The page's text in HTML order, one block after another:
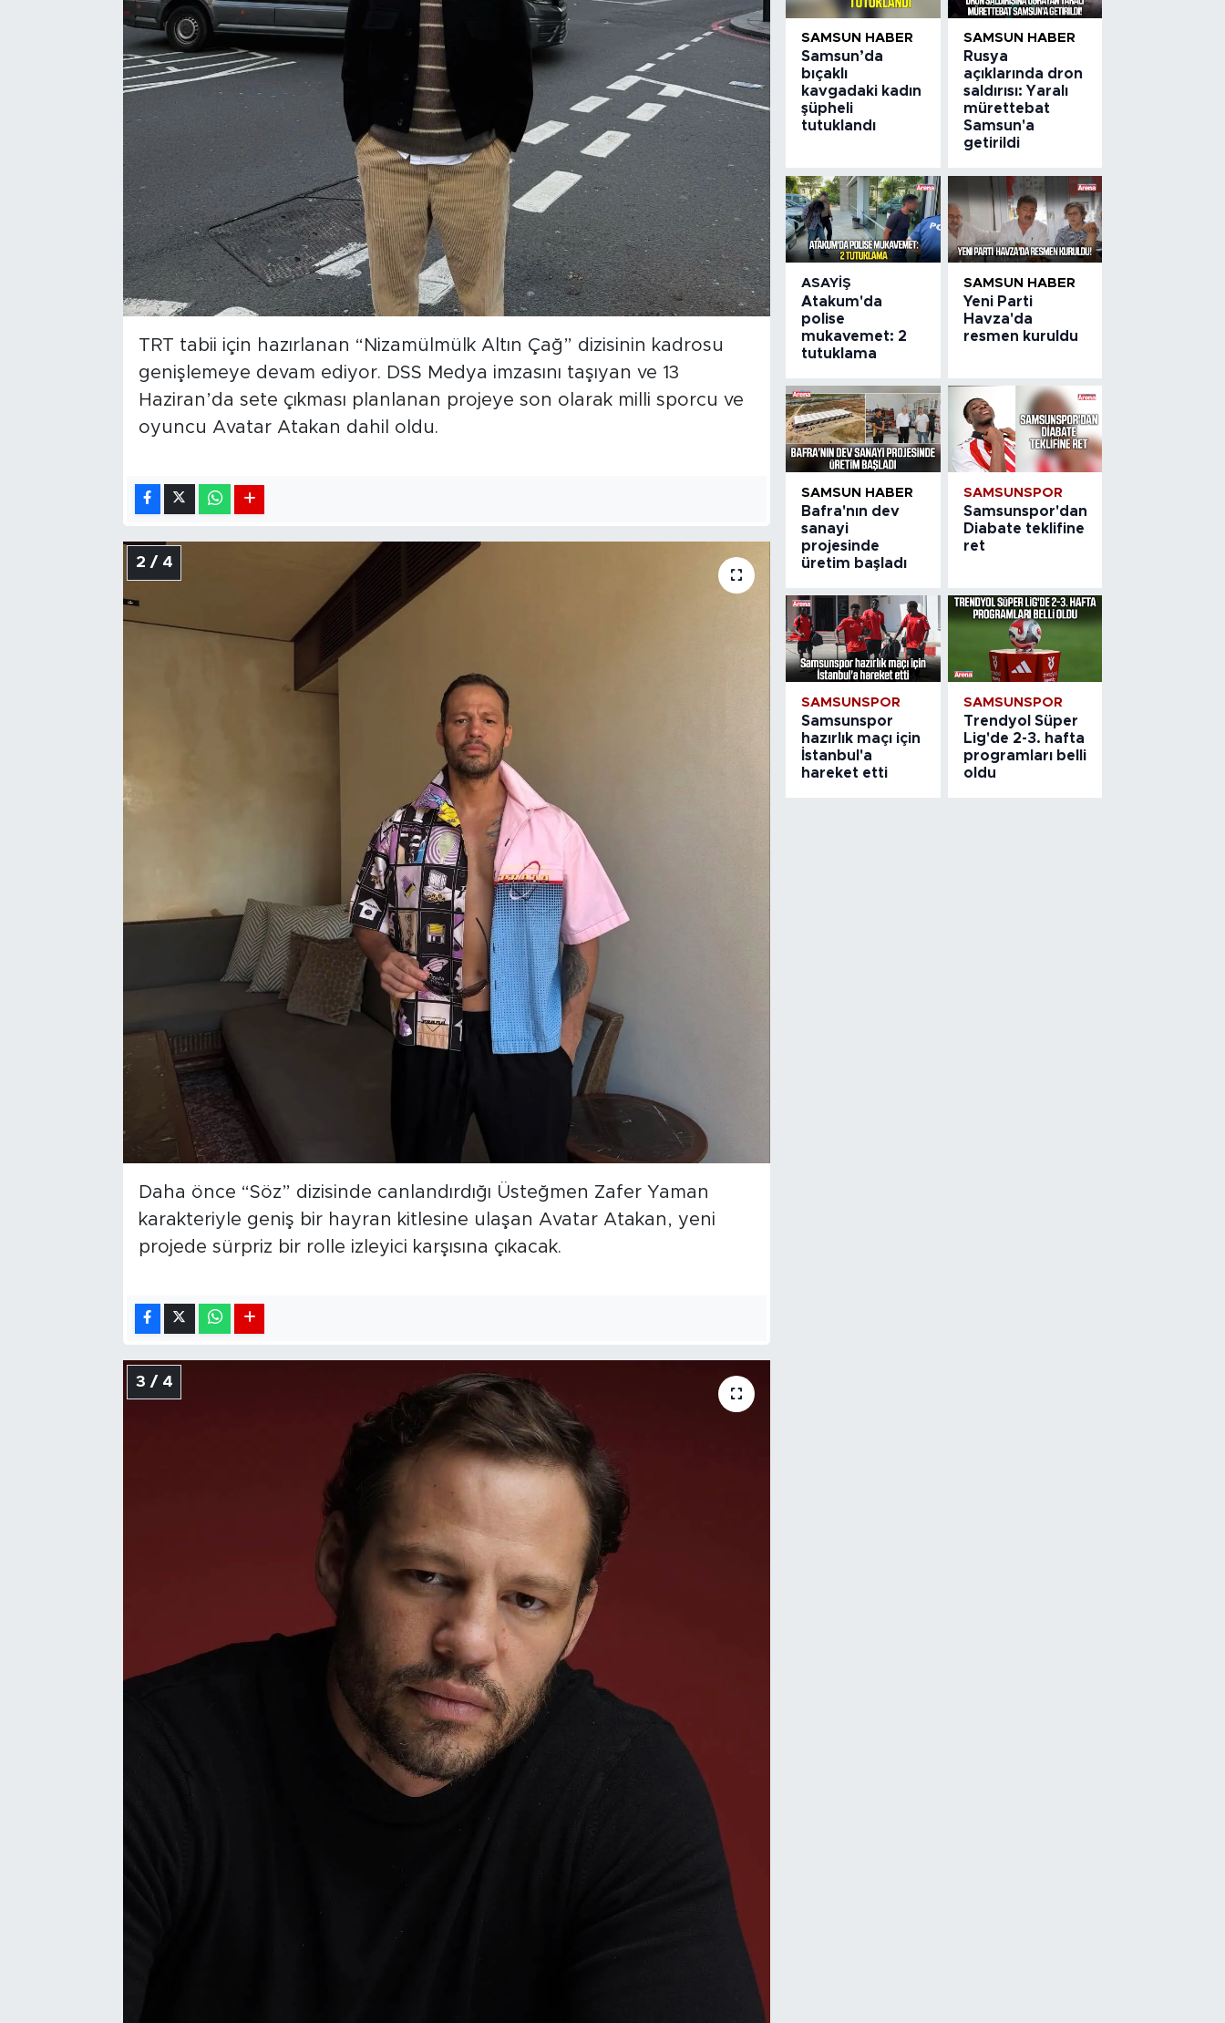
TRT tabii için hazırlanan “Nizamülmülk Altın Çağ” dizisinin kadrosu
genişlemeye devam ediyor. DSS Medya imzasını taşıyan ve 13
Haziran’da sete çıkması planlanan projeye son olarak milli sporcu ve
oyuncu Avatar Atakan dahil oldu.
2 / 4
Daha önce “Söz” dizisinde canlandırdığı Üsteğmen Zafer Yaman
karakteriyle geniş bir hayran kitlesine ulaşan Avatar Atakan, yeni
projede sürpriz bir rolle izleyici karşısına çıkacak.
3 / 4
SAMSUN HABER
Samsun’da
bıçaklı
kavgadaki kadın
şüpheli
tutuklandı
SAMSUN HABER
Rusya
açıklarında dron
saldırısı: Yaralı
mürettebat
Samsun'a
getirildi
ASAYIŞ
Atakum'da
polise
mukavemet: 2
tutuklama
SAMSUN HABER
Yeni Parti
Havza'da
resmen kuruldu
SAMSUN HABER
Bafra'nın dev
sanayi
projesinde
üretim başladı
SAMSUNSPOR
Samsunspor'dan
Diabate teklifine
ret
SAMSUNSPOR
Samsunspor
hazırlık maçı için
İstanbul'a
hareket etti
SAMSUNSPOR
Trendyol Süper
Lig'de 2-3. hafta
programları belli
oldu